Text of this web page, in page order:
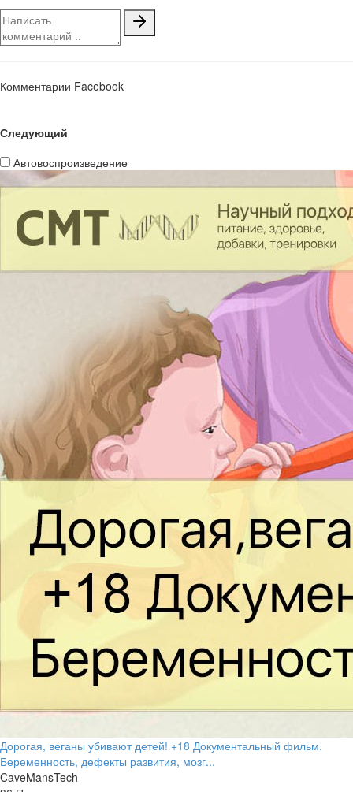
Комментарии Facebook
Следующий
Автовоспроизведение
Дорогая, веганы убивают детей! +18 Документальный фильм.
Беременность, дефекты развития, мозг...
CaveMansTech